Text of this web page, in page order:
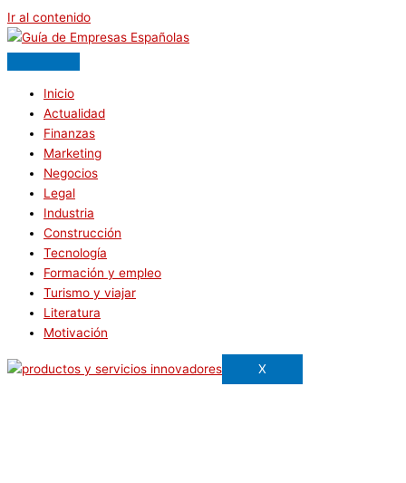
Ir al contenido
Inicio
Actualidad
Finanzas
Marketing
Negocios
Legal
Industria
Construcción
Tecnología
Formación y empleo
Turismo y viajar
Literatura
Motivación
X